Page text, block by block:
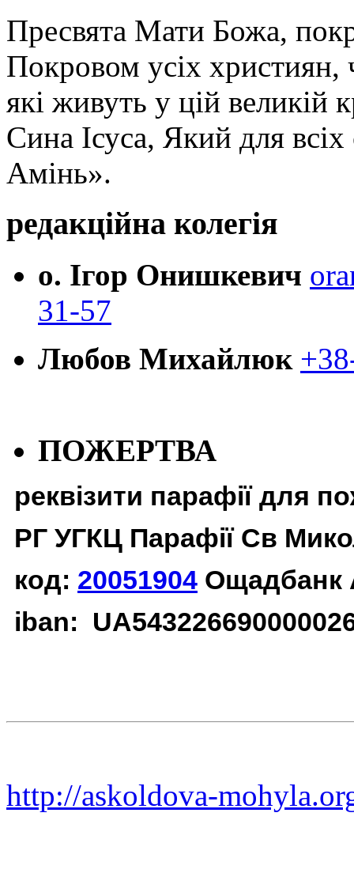
Пресвята Мати Божа,
Покровом усіх християн,
які живуть у цій великій
Сина Ісуса, Який для
Амінь».
редакційна колегія
о. Ігор Онишкевич
31-57
Любов Михайлюк
ПОЖЕРТВА
реквізити парафії для
РГ УГКЦ Парафії Св
код: 20051904 Ощадбанк
iban:
http://askoldova-